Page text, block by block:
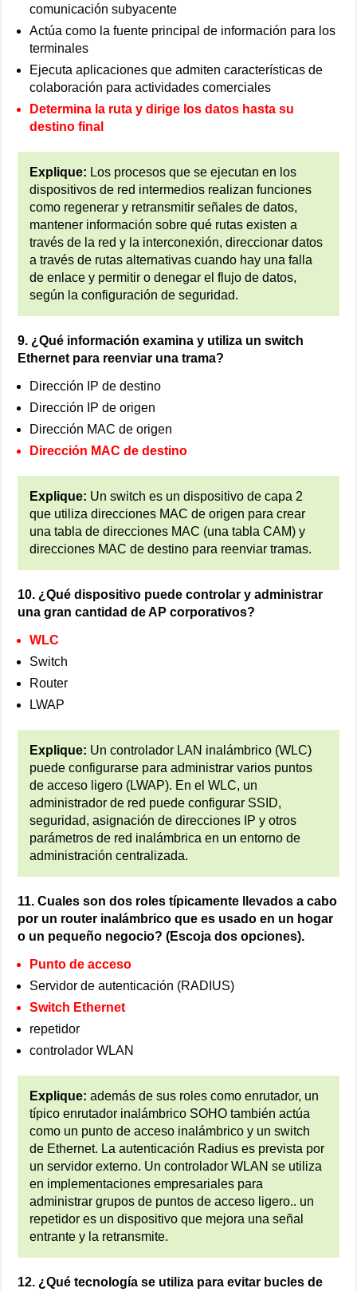
comunicación subyacente
Actúa como la fuente principal de información para los
terminales
Ejecuta aplicaciones que admiten características de
colaboración para actividades comerciales
Determina la ruta y dirige los datos hasta su
destino final
Explique: Los procesos que se ejecutan en los
dispositivos de red intermedios realizan funciones
como regenerar y retransmitir señales de datos,
mantener información sobre qué rutas existen a
través de la red y la interconexión, direccionar datos
a través de rutas alternativas cuando hay una falla
de enlace y permitir o denegar el flujo de datos,
según la configuración de seguridad.
9. ¿Qué información examina y utiliza un switch
Ethernet para reenviar una trama?
Dirección IP de destino
Dirección IP de origen
Dirección MAC de origen
Dirección MAC de destino
Explique: Un switch es un dispositivo de capa 2
que utiliza direcciones MAC de origen para crear
una tabla de direcciones MAC (una tabla CAM) y
direcciones MAC de destino para reenviar tramas.
10. ¿Qué dispositivo puede controlar y administrar
una gran cantidad de AP corporativos?
WLC
Switch
Router
LWAP
Explique: Un controlador LAN inalámbrico (WLC)
puede configurarse para administrar varios puntos
de acceso ligero (LWAP). En el WLC, un
administrador de red puede configurar SSID,
seguridad, asignación de direcciones IP y otros
parámetros de red inalámbrica en un entorno de
administración centralizada.
11. Cuales son dos roles típicamente llevados a cabo
por un router inalámbrico que es usado en un hogar
o un pequeño negocio? (Escoja dos opciones).
Punto de acceso
Servidor de autenticación (RADIUS)
Switch Ethernet
repetidor
controlador WLAN
Explique: además de sus roles como enrutador, un
típico enrutador inalámbrico SOHO también actúa
como un punto de acceso inalámbrico y un switch
de Ethernet. La autenticación Radius es prevista por
un servidor externo. Un controlador WLAN se utiliza
en implementaciones empresariales para
administrar grupos de puntos de acceso ligero.. un
repetidor es un dispositivo que mejora una señal
entrante y la retransmite.
12. ¿Qué tecnología se utiliza para evitar bucles de